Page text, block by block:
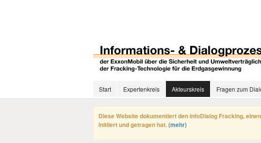
Start Expertenkreis Akteurskreis Fragen zum
Diese Website dokumentiert den InfoDialog Fracking,
initiiert und getragen hat.(mehr)